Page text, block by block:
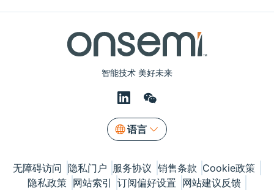
智能技术 美好未来
语言
无障碍访问 隐私门户 服务协议 销售条款 Cookie政策
隐私政策 网站索引 订阅偏好设置 网站建议反馈